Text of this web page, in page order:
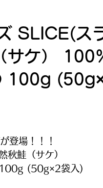
SLICE(ス
サケ）
100g
登場！！！
秋鮭（サケ）
100g (50g×2袋入)